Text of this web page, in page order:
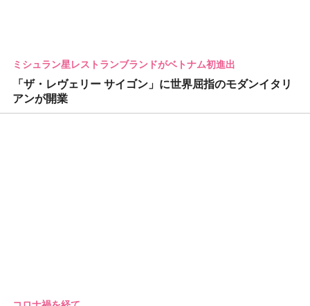
ミシュラン星レストランブランドがベトナム初進出
「ザ・レヴェリー サイゴン」に世界屈指のモダンイタリ
アンが開業